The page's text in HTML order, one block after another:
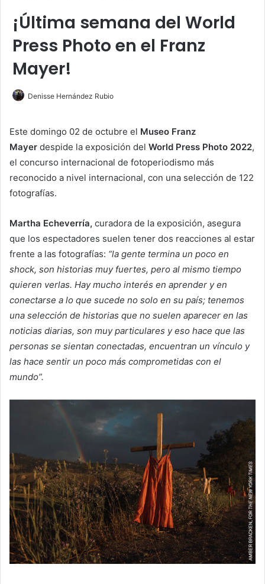
¡Última semana del World
Press Photo en el Franz
Mayer!
Denisse Hernández Rubio
Este domingo 02 de octubre el Museo Franz
Mayer despide la exposición del World Press Photo 2022,
el concurso internacional de fotoperiodismo más
reconocido a nivel internacional, con una selección de 122
fotografías.
Martha Echeverría, curadora de la exposición, asegura
que los espectadores suelen tener dos reacciones al estar
frente a las fotografías: “la gente termina un poco en
shock, son historias muy fuertes, pero al mismo tiempo
quieren verlas. Hay mucho interés en aprender y en
conectarse a lo que sucede no solo en su país; tenemos
una selección de historias que no suelen aparecer en las
noticias diarias, son muy particulares y eso hace que las
personas se sientan conectadas, encuentran un vínculo y
las hace sentir un poco más comprometidas con el
mundo”.